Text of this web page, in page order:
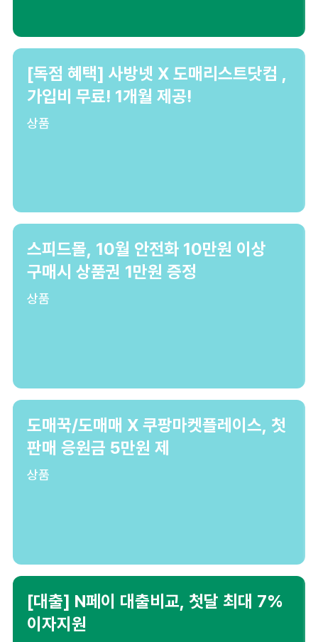
[독점 혜택] 사방넷 X 도매리스트닷컴 ,
가입비 무료! 1개월 제공!
상품
스피드몰, 10월 안전화 10만원 이상
구매시 상품권 1만원 증정
상품
도매꾹/도매매 X 쿠팡마켓플레이스, 첫
판매 응원금 5만원 제
상품
[대출] N페이 대출비교, 첫달 최대 7%
이자지원